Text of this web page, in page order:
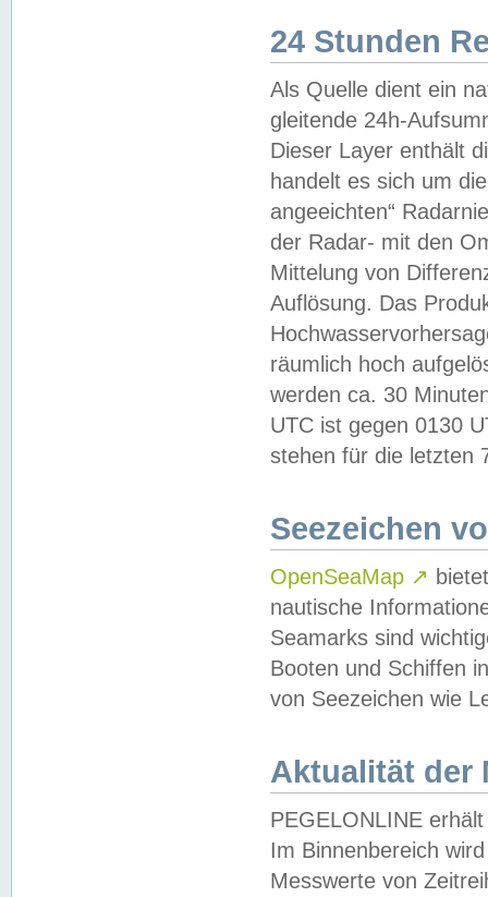
24 Stunden
Als Quelle dient ein
gleitende 24h-
Dieser Layer enthält
handelt es sich um
angeeichten“
der Radar- mit den
Mittelung von
Auflösung. Das
räumlich hoch
werden ca. 30
UTC ist gegen 0130
stehen für die letzten
Seezeichen
OpenSeaMap ↗
nautische
Seamarks sind
Booten und Schiffen
von Seezeichen wie
Aktualität der
PEGELONLINE
Im Binnenbereich
Messwerte von